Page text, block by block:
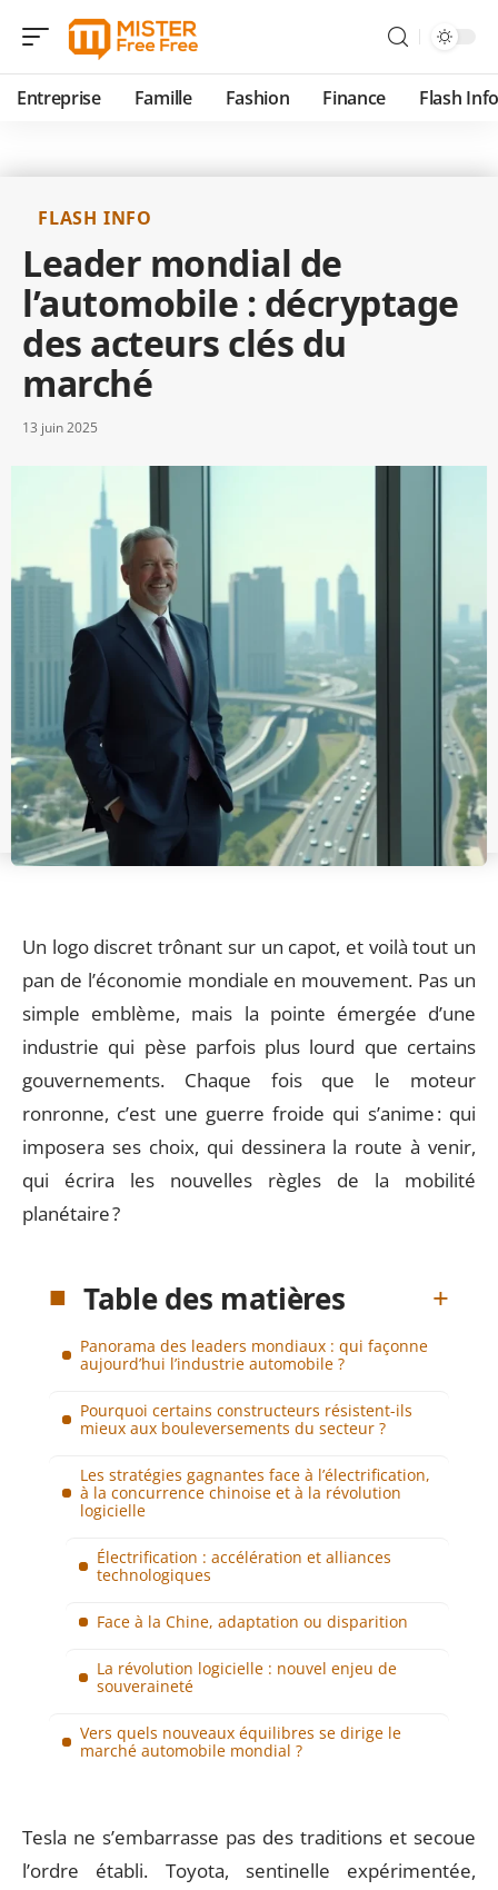
Entreprise Famille Fashion Finance Flash Info
FLASH INFO
Leader mondial de
l’automobile : décryptage
des acteurs clés du
marché
13 juin 2025
Un logo discret trônant sur un capot, et voilà tout un
pan de l’économie mondiale en mouvement. Pas un
simple emblème, mais la pointe émergée d’une
industrie qui pèse parfois plus lourd que certains
gouvernements. Chaque fois que le moteur
ronronne, c’est une guerre froide qui s’anime : qui
imposera ses choix, qui dessinera la route à venir,
qui écrira les nouvelles règles de la mobilité
planétaire ?
Table des matières
Panorama des leaders mondiaux : qui façonne
aujourd’hui l’industrie automobile ?
Pourquoi certains constructeurs résistent-ils
mieux aux bouleversements du secteur ?
Les stratégies gagnantes face à l’électrification,
à la concurrence chinoise et à la révolution
logicielle
Électrification : accélération et alliances
technologiques
Face à la Chine, adaptation ou disparition
La révolution logicielle : nouvel enjeu de
souveraineté
Vers quels nouveaux équilibres se dirige le
marché automobile mondial ?
Tesla ne s’embarrasse pas des traditions et secoue
l’ordre établi. Toyota, sentinelle expérimentée,